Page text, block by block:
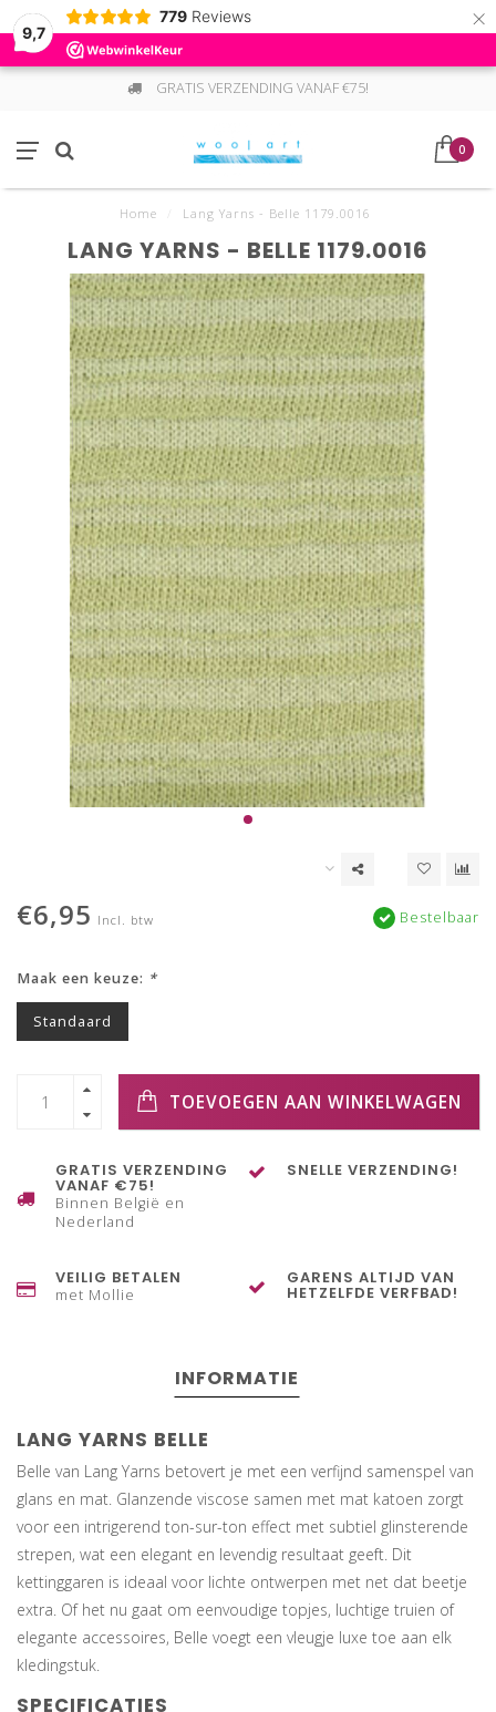
9,7
779 Reviews ×
GRATIS VERZENDING VANAF €75!
0
Home Lang Yarns - Belle 1179.0016
LANG YARNS - BELLE 1179.0016
€6,95 Incl. btw Bestelbaar
Maak een keuze: *
Standaard
TOEVOEGEN AAN WINKELWAGEN
GRATIS VERZENDING
VANAF €75!
Binnen België en
Nederland
SNELLE VERZENDING!
VEILIG BETALEN
met Mollie
GARENS ALTIJD VAN
HETZELFDE VERFBAD!
INFORMATIE
LANG YARNS BELLE
Belle van Lang Yarns betovert je met een verfijnd samenspel van
glans en mat. Glanzende viscose samen met mat katoen zorgt
voor een intrigerend ton-sur-ton effect met subtiel glinsterende
strepen, wat een elegant en levendig resultaat geeft. Dit
kettinggaren is ideaal voor lichte ontwerpen met net dat beetje
extra. Of het nu gaat om eenvoudige topjes, luchtige truien of
elegante accessoires, Belle voegt een vleugje luxe toe aan elk
kledingstuk.
SPECIFICATIES